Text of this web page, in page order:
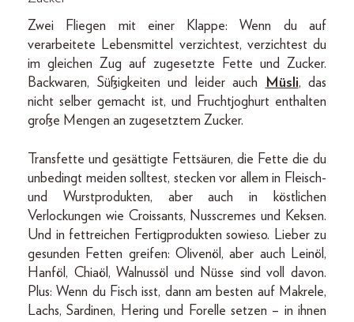
Zwei Fliegen mit einer Klappe: Wenn du auf
verarbeitete Lebensmittel verzichtest, verzichtest du
im gleichen Zug auf zugesetzte Fette und Zucker.
Backwaren, Süßigkeiten und leider auch
Müsli, das
nicht selber gemacht ist, und Fruchtjoghurt enthalten
große Mengen an zugesetztem Zucker.
Transfette und gesättigte Fettsäuren, die Fette die du
unbedingt meiden solltest, stecken vor allem in Fleisch-
und Wurstprodukten, aber auch in köstlichen
Verlockungen wie Croissants, Nusscremes und Keksen.
Und in fettreichen Fertigprodukten sowieso. Lieber zu
gesunden Fetten greifen: Olivenöl, aber auch Leinöl,
Hanföl, Chiaöl, Walnussöl und Nüsse sind voll davon.
Plus: Wenn du Fisch isst, dann am besten auf Makrele,
Lachs, Sardinen, Hering und Forelle setzen – in ihnen